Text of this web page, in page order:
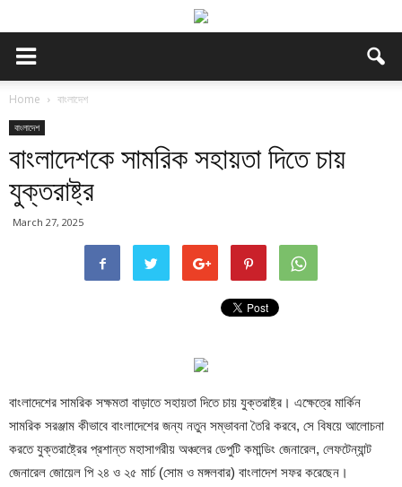
Home বাংলাদেশ
বাংলাদেশ
বাংলাদেশকে সামরিক সহায়তা দিতে চায়
যুক্তরাষ্ট্র
March 27, 2025
বাংলাদেশের সামরিক সক্ষমতা বাড়াতে সহায়তা দিতে চায় যুক্তরাষ্ট্র। এক্ষেত্রে মার্কিন
সামরিক সরঞ্জাম কীভাবে বাংলাদেশের জন্য নতুন সম্ভাবনা তৈরি করবে, সে বিষয়ে আলোচনা
করতে যুক্তরাষ্ট্রের প্রশান্ত মহাসাগরীয় অঞ্চলের ডেপুটি কমান্ডিং জেনারেল, লেফটেন্যান্ট
জেনারেল জোয়েল পি ২৪ ও ২৫ মার্চ (সোম ও মঙ্গলবার) বাংলাদেশ সফর করেছেন।